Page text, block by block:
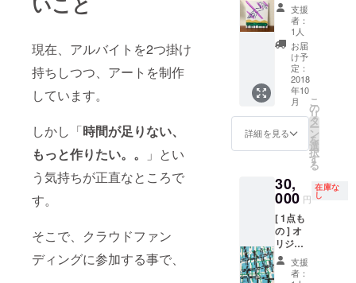
現在、アルバイトを2つ掛け
持ちしつつ、アートを制作
しています。
しかし「時間が足りない、
もっと作りたい。。
」とい
う気持ちが正直なところで
す。
そこで、クラウドファン
ディングに参加する事で、
ポスト
カード1
枚/ 絵柄
ランダ
ム (直筆
サイン&
お礼
メッ
セージ
入) + ス
テッ
トメー
ル(写真
付)
ント作
(canva
27.3cm
x 22cm
キャン
バス / 直
筆サイ
ン入 +
ポスト
カード
(直筆サ
イン入)
+ ス
テッ
カー1枚
+ 心を
込めた
お礼の
支援
者：
1人
お届
け予
定：
2018
年10
月
詳細を見る
こ
の
リ
タ
ー
ン
を
選
択
す
る
30,
000 円
在庫な
し
[ 1点も
の ] オ
リジナ
ル ペイ
ント作
支援
者：